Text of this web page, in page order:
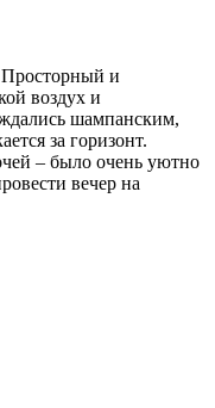
Просторный и
воздух и
шампанским,
за горизонт.
– было очень уютно
вечер на